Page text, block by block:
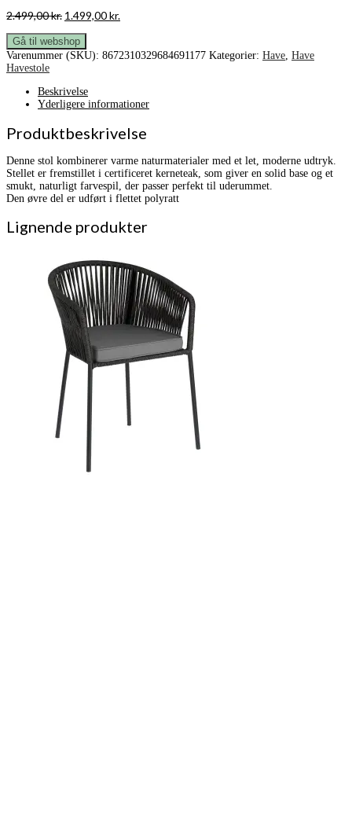
2.499,00kr. Den
pris
var:
2.499,00 kr..
1.499,00kr.Den
er:
Gå til webshop
Varenummer (SKU): 8672310329684691177 Kategorier: Have, Have
Havestole
Beskrivelse
Yderligere informationer
Produktbeskrivelse
Denne stol kombinerer varme naturmaterialer med et let, moderne udtryk.
Stellet er fremstillet i certificeret kerneteak, som giver en solid base og et
smukt, naturligt farvespil, der passer perfekt til uderummet.
Den øvre del er udført i flettet polyratt
Lignende produkter